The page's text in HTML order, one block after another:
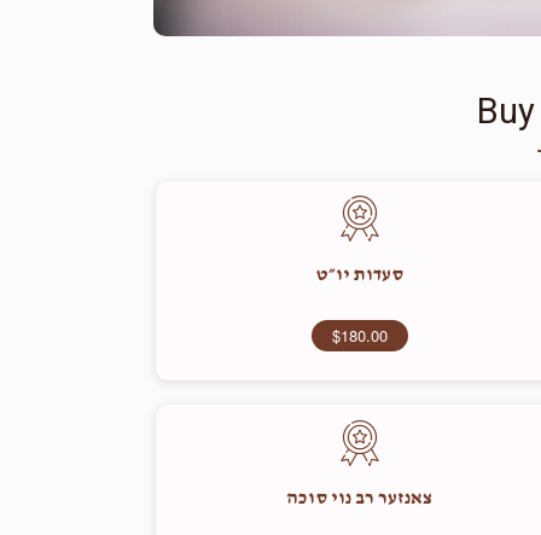
סעדות יו״ט
$180.00
צאנזער רב נוי סוכה